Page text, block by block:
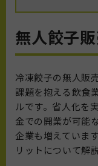
無人餃子
冷凍餃子の無人販
課題を抱える飲食
ルです。省人化を
金での開業が可能
企業も増えていま
リットについて解